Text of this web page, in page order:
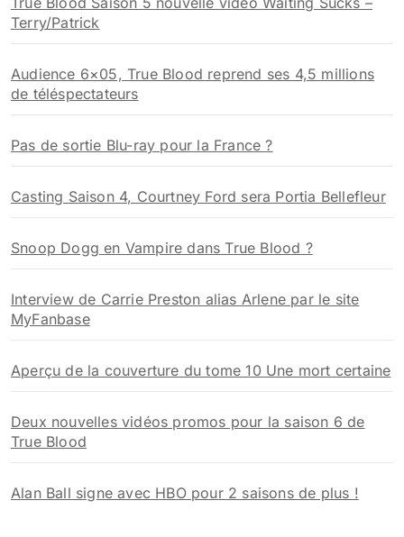
Terry/Patrick
Audience 6×05, True Blood reprend ses 4,5 millions
de téléspectateurs
Pas de sortie Blu-ray pour la France ?
Casting Saison 4, Courtney Ford sera Portia Bellefleur
Snoop Dogg en Vampire dans True Blood ?
Interview de Carrie Preston alias Arlene par le site
MyFanbase
Aperçu de la couverture du tome 10 Une mort certaine
Deux nouvelles vidéos promos pour la saison 6 de
True Blood
Alan Ball signe avec HBO pour 2 saisons de plus !